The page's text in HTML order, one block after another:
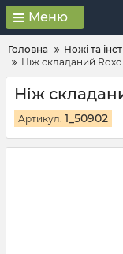
Меню
Головна Ножі та
Ніж складаний
Ніж
Артикул: 1_50902